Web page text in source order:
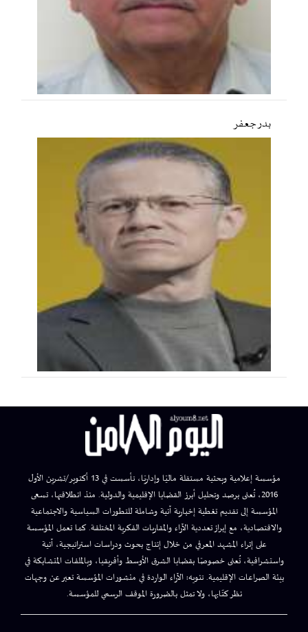
بدر جعفر
مؤسسة إعلامية وبحثية مستقلة ماليًا وإداريًا، تأسست في 13 أكتوبر/تشرين الأول
2016، تُعنى برصد وتحليل أبرز القضايا الإقليمية والدولية. منذ انطلاقتها، تسعى
المؤسسة إلى تقديم تغطية إخبارية آنية وشاملة للتطورات السياسية والاجتماعية
والاقتصادية، مع إبراز تعددية الآراء والمقاربات الفكرية المختلفة. كما تعمل المؤسسة
على إثراء المشهد المعرفي من خلال إنتاج بحوث ودراسات استراتيجية، آنية
واستشرافية، تُعنى خصوصًا بقضايا الشرق الأوسط وأفريقيا، وبالملفات المتشابكة في
بيئة الصراعات الإقليمية. تنويه: الآراء الواردة في منشورات المؤسسة تعبر عن وجهات
نظر كتّابها، ولا تمثل بالضرورة الموقف الرسمي للمؤسسة.